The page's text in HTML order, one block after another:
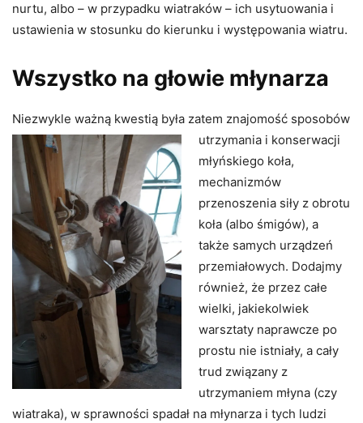
nurtu, albo – w przypadku wiatraków – ich usytuowania i
ustawienia w stosunku do kierunku i występowania wiatru.
Wszystko na głowie młynarza
Niezwykle ważną kwestią była zatem znajomość sposobów
utrzymania i konserwacji
młyńskiego koła,
mechanizmów
przenoszenia siły z obrotu
koła (albo śmigów), a
także samych urządzeń
przemiałowych. Dodajmy
również, że przez całe
wielki, jakiekolwiek
warsztaty naprawcze po
prostu nie istniały, a cały
trud związany z
utrzymaniem młyna (czy
wiatraka), w sprawności spadał na młynarza i tych ludzi